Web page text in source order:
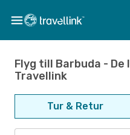
Flyg till Barbuda -
Travellink
Tur & Retur